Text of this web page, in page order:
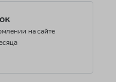
на сайте